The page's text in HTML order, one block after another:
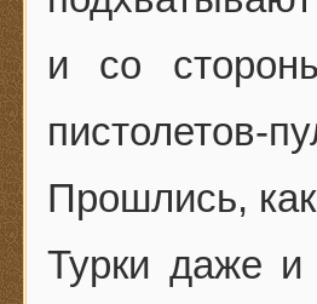
и со
Прошлись,
Турки даже и